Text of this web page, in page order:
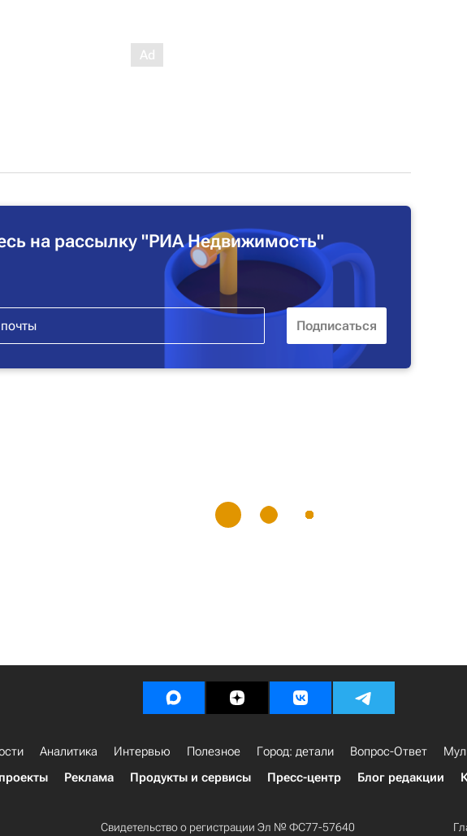
на рассылку "РИА Недвижимость"
Аналитика Интервью Полезное Город: детали Вопрос-Ответ
Реклама Продукты и сервисы Пресс-центр Блог редакции
Свидетельство о регистрации Эл № ФС77-57640